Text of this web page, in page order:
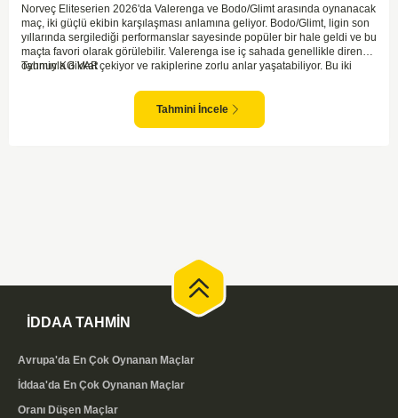
Norveç Eliteserien 2026'da Valerenga ve Bodo/Glimt arasında oynanacak
maç, iki güçlü ekibin karşılaşması anlamına geliyor. Bodo/Glimt, ligin son
yıllarında sergilediği performanslar sayesinde popüler bir hale geldi ve bu
maçta favori olarak görülebilir. Valerenga ise iç sahada genellikle dirençli
oyunuyla dikkat çekiyor ve rakiplerine zorlu anlar yaşatabiliyor. Bu iki
karşılaşmalara tanık olabiliyoruz. Taraftar desteğini arkasına alarak
sahasında etkili performans sergileyen Valerenga, Bodo/Glimt karşısında
gol bulmakta zorlanmayabilir. Aynı şekilde, Bodo/Glimt'in de hücum gücü
Tahmin KG VAR
Tahmini İncele
İDDAA TAHMİN
Avrupa'da En Çok Oynanan Maçlar
İddaa'da En Çok Oynanan Maçlar
Oranı Düşen Maçlar